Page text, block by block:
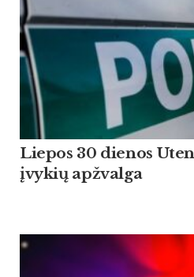
Liepos 30 dienos
įvykių apžvalga